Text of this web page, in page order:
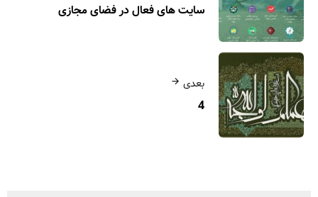
سایت های فعال در فضای مجازی
بعدی
4